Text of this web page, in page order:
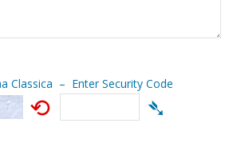
Classica – Enter Security Code
⟲ ➴